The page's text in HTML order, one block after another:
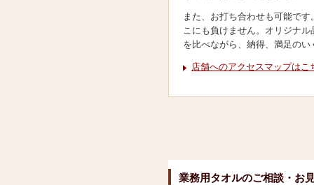
また、お打ち合わせも可能で
こにも負けません。オリジナ
を比べながら、納得、満足の
店舗へのアクセスマップはこ
業務用タオルのご相談・お